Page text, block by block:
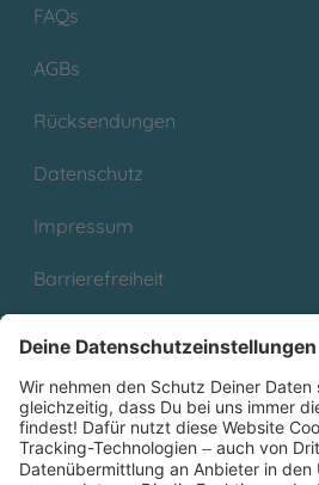
FAQs
AGBs
Rücksendungen
Datenschutz
Impressum
Barrierefreiheit
Partnerprogramm (Affiliate)
Folge uns auf